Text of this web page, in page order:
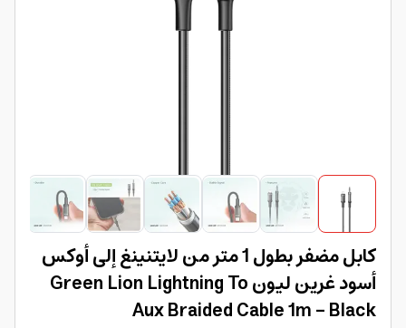
كابل مضفر بطول 1 متر من لايتنينغ إلى أوكس
أسود غرين ليون Green Lion Lightning To
Aux Braided Cable 1m - Black